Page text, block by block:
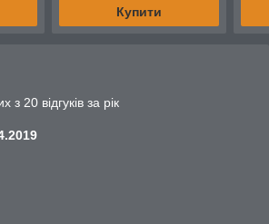
Купити
з 20 відгуків за рік